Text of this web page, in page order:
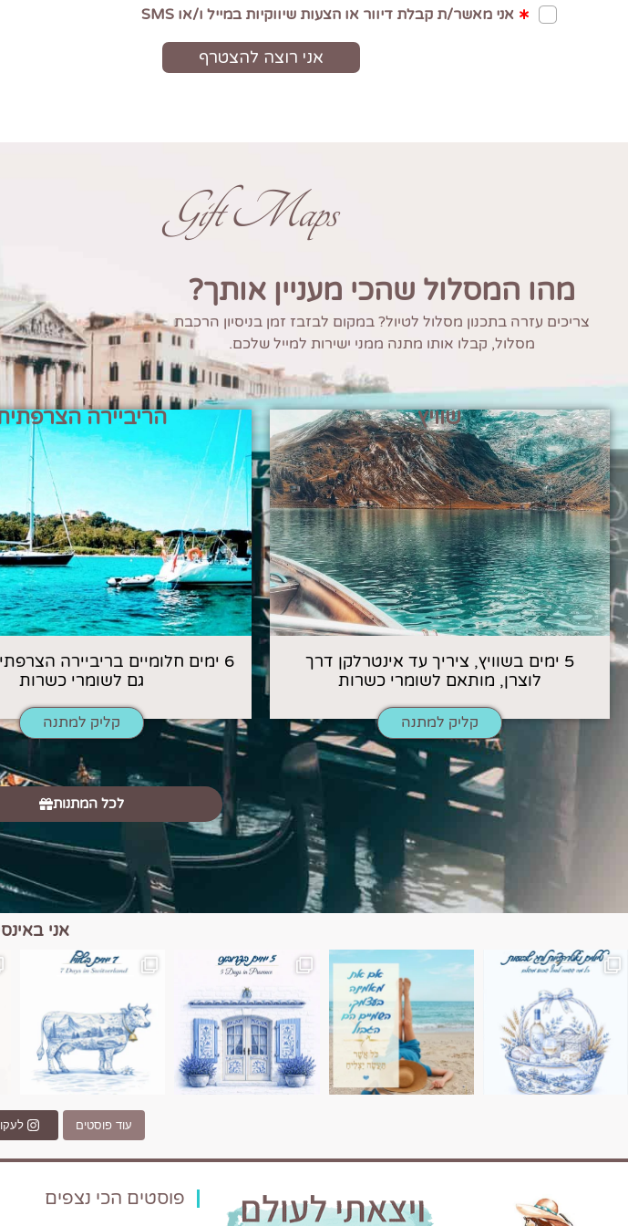
Gift Maps
מהו המסלול שהכי מעניין אותך?
צריכים עזרה בתכנון מסלול לטיול? במקום לבזבז זמן בניסיון הרכבת
מסלול, קבלו אותו מתנה ממני ישירות למייל שלכם.
שוויץ
5 ימים בשוויץ, ציריך עד אינטרלקן דרך
לוצרן, מותאם לשומרי כשרות
קליק למתנה
הריביירה
6 ימים חלומיים בריביירה
גם לשומרי כשרות
קליק למתנה
לכל המתנות
אני
השמים הם הגבול 💙🩵 טיול בין כפרים, יין ונופים בחבל אלזס צרפת
יש רגע כזה בחופשה שבו הכל
יש
עוד פוסטים
פוסטים הכי נצפים